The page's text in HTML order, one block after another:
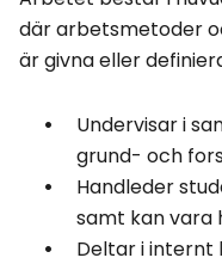
där arbetsmetoder
är givna eller
Undervisar i
grund- och
Handleder
samt kan vara
Deltar i internt